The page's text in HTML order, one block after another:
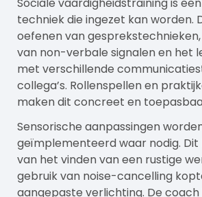
techniek die ingezet kan worden.
oefenen van
van non-verbale signalen en het
met verschillende
collega’s. Rollenspellen en
maken dit concreet en
Sensorische aanpassingen
geïmplementeerd waar nodig.
van het vinden van een rustige
gebruik van noise-cancelling
aangepaste verlichting. De